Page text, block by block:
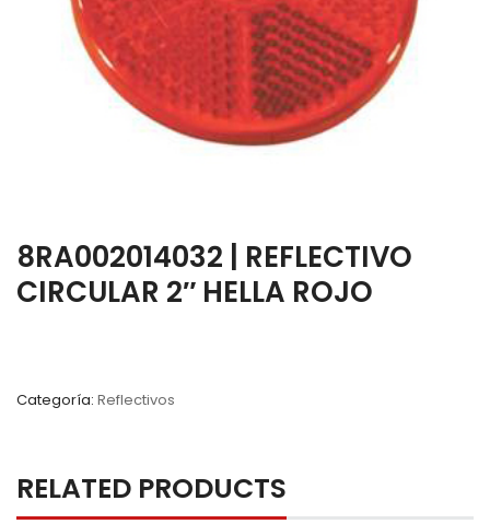
8RA002014032 | REFLECTIVO
CIRCULAR 2″ HELLA ROJO
Categoría: Reflectivos
RELATED PRODUCTS